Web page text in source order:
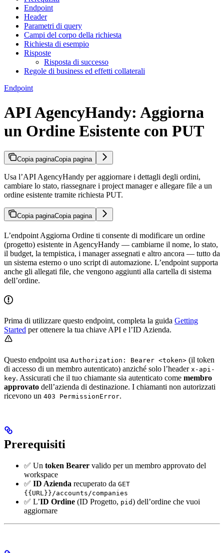
Endpoint
Header
Parametri di query
Campi del corpo della richiesta
Richiesta di esempio
Risposte
Risposta di successo
Regole di business ed effetti collaterali
Endpoint
API AgencyHandy: Aggiorna
un Ordine Esistente con PUT
Copia paginaCopia pagina
Usa l’API AgencyHandy per aggiornare i dettagli degli ordini,
cambiare lo stato, riassegnare i project manager e allegare file a un
ordine esistente tramite richiesta PUT.
Copia paginaCopia pagina
L’endpoint Aggiorna Ordine ti consente di modificare un ordine
(progetto) esistente in AgencyHandy — cambiarne il nome, lo stato,
il budget, la tempistica, i manager assegnati e altro ancora — tutto da
un sistema esterno o uno script di automazione. L’endpoint supporta
anche gli allegati file, che vengono aggiunti alla cartella di sistema
dell’ordine.
Prima di utilizzare questo endpoint, completa la guida Getting
Started per ottenere la tua chiave API e l’ID Azienda.
Questo endpoint usa Authorization: Bearer <token> (il token
di accesso di un membro autenticato) anziché solo l’header x-api-
key. Assicurati che il tuo chiamante sia autenticato come membro
approvato dell’azienda di destinazione. I chiamanti non autorizzati
ricevono un 403 PermissionError.
Prerequisiti
✅ Un token Bearer valido per un membro approvato del
workspace
✅ ID Azienda recuperato da GET
{{URL}}/accounts/companies
✅ L’ID Ordine (ID Progetto, pid) dell’ordine che vuoi
aggiornare